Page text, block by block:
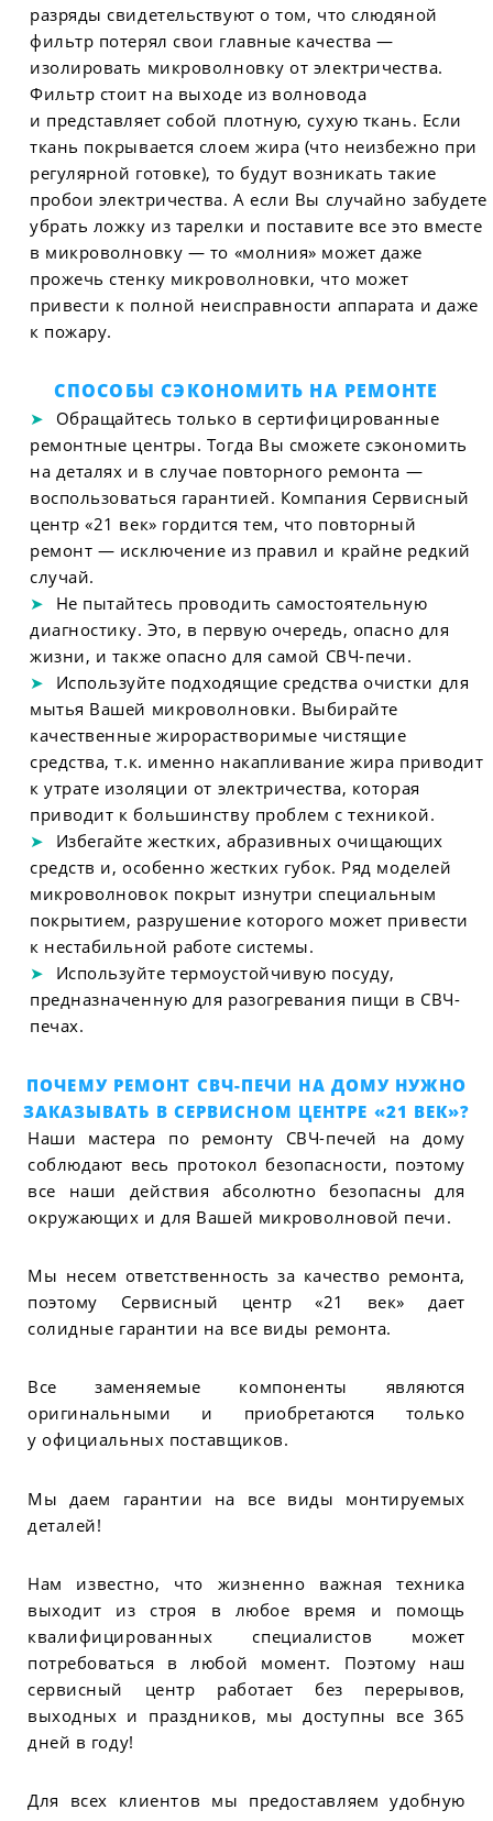
разряды свидетельствуют о том, что слюдяной
фильтр потерял свои главные качества —
изолировать микроволновку от электричества.
Фильтр стоит на выходе из волновода
и представляет собой плотную, сухую ткань. Если
ткань покрывается слоем жира (что неизбежно при
регулярной готовке), то будут возникать такие
пробои электричества. А если Вы случайно забудете
убрать ложку из тарелки и поставите все это вместе
в микроволновку — то «молния» может даже
прожечь стенку микроволновки, что может
привести к полной неисправности аппарата и даже
к пожару.
СПОСОБЫ СЭКОНОМИТЬ НА РЕМОНТЕ
Обращайтесь только в сертифицированные
ремонтные центры. Тогда Вы сможете сэкономить
на деталях и в случае повторного ремонта —
воспользоваться гарантией. Компания Сервисный
центр «21 век» гордится тем, что повторный
ремонт — исключение из правил и крайне редкий
случай.
Не пытайтесь проводить самостоятельную
диагностику. Это, в первую очередь, опасно для
жизни, и также опасно для самой СВЧ-печи.
Используйте подходящие средства очистки для
мытья Вашей микроволновки. Выбирайте
качественные жирорастворимые чистящие
средства, т.к. именно накапливание жира приводит
к утрате изоляции от электричества, которая
приводит к большинству проблем с техникой.
Избегайте жестких, абразивных очищающих
средств и, особенно жестких губок. Ряд моделей
микроволновок покрыт изнутри специальным
покрытием, разрушение которого может привести
к нестабильной работе системы.
Используйте термоустойчивую посуду,
предназначенную для разогревания пищи в СВЧ-
печах.
ПОЧЕМУ РЕМОНТ СВЧ-ПЕЧИ НА ДОМУ НУЖНО
ЗАКАЗЫВАТЬ В СЕРВИСНОМ ЦЕНТРЕ «21 ВЕК»?
Наши мастера по ремонту СВЧ-печей на дому
соблюдают весь протокол безопасности, поэтому
все наши действия абсолютно безопасны для
окружающих и для Вашей микроволновой печи.
Мы несем ответственность за качество ремонта,
поэтому Сервисный центр «21 век» дает
солидные гарантии на все виды ремонта.
Все заменяемые компоненты являются
оригинальными и приобретаются только
у официальных поставщиков.
Мы даем гарантии на все виды монтируемых
деталей!
Нам известно, что жизненно важная техника
выходит из строя в любое время и помощь
квалифицированных специалистов может
потребоваться в любой момент. Поэтому наш
сервисный центр работает без перерывов,
выходных и праздников, мы доступны все 365
дней в году!
Для всех клиентов мы предоставляем удобную